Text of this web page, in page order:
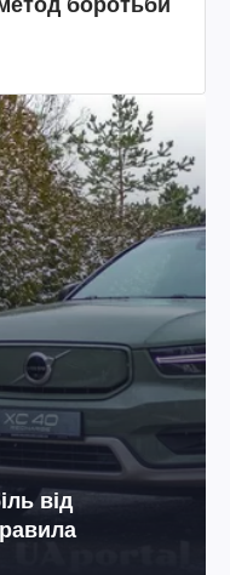
від